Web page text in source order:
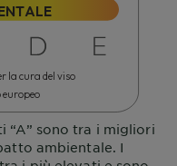
la cura del viso
“A” sono tra i migliori
ambientale. I